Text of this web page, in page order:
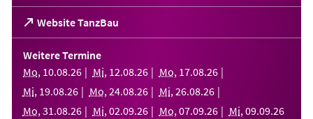
Website TanzBau
(Öffnet
in
einem
neuen
Tab)
Weitere Termine
Mo, 10.08.26 Mi, 12.08.26 Mo, 17.08.26
Mi, 19.08.26 Mo, 24.08.26 Mi, 26.08.26
Mo, 31 .08.26 Mi, 02.09.26 Mo, 07.09.26 Mi, 09.09.26